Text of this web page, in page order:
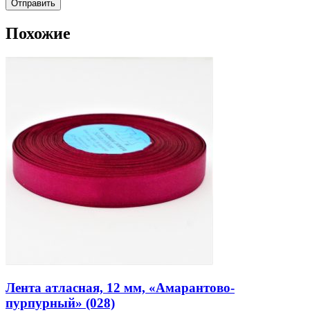
Похожие
Лента атласная, 12 мм, «Амарантово-
пурпурный» (028)